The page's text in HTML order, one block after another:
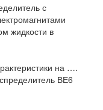
с
жидкости в
на ….
ВЕ6